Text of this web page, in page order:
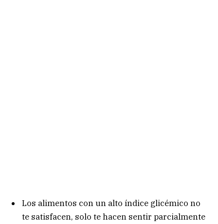
Los alimentos con un alto índice glicémico no
te satisfacen, solo te hacen sentir parcialmente